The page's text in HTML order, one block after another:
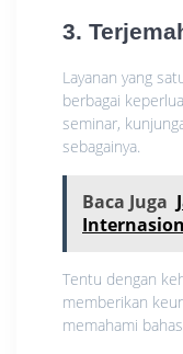
3.
Layanan yang
berbagai
seminar,
sebagainya.
Baca Juga
Tentu dengan
memberikan
memahami